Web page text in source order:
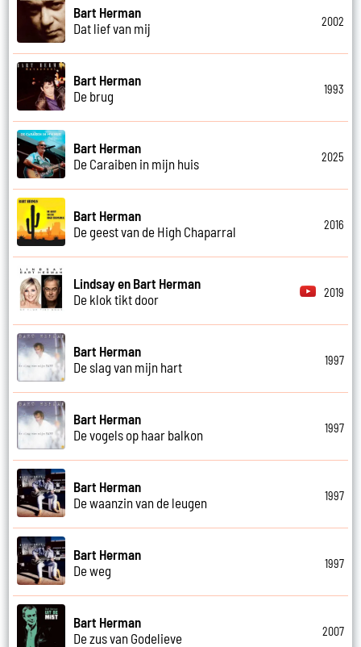
Bart Herman
Dat lief van mij
2002
Bart Herman
De brug
1993
Bart Herman
De Caraiben in mijn huis
2025
Bart Herman
De geest van de High Chaparral
2016
Lindsay en Bart Herman
De klok tikt door
2019
Bart Herman
De slag van mijn hart
1997
Bart Herman
De vogels op haar balkon
1997
Bart Herman
De waanzin van de leugen
1997
Bart Herman
De weg
1997
Bart Herman
De zus van Godelieve
2007